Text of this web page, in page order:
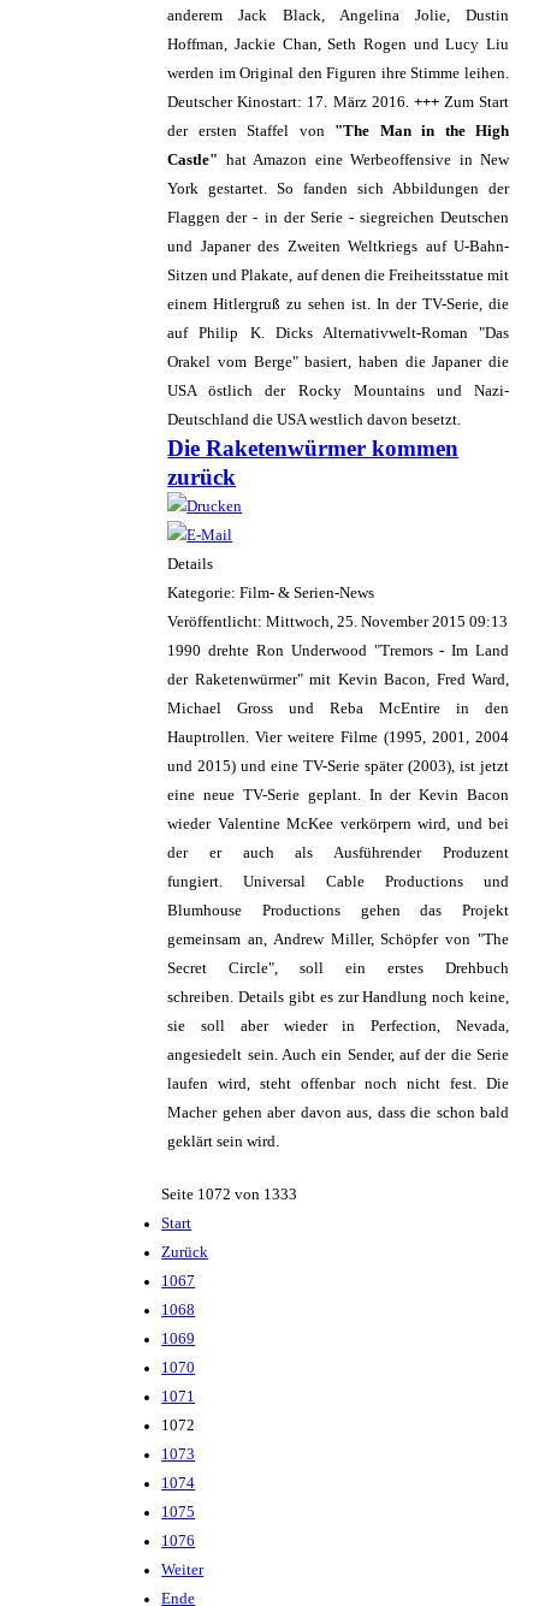
anderem Jack Black, Angelina Jolie, Dustin
Hoffman, Jackie Chan, Seth Rogen und Lucy Liu
werden im Original den Figuren ihre Stimme leihen.
Deutscher Kinostart: 17. März 2016. +++ Zum Start
der ersten Staffel von "The Man in the High
Castle" hat Amazon eine Werbeoffensive in New
York gestartet. So fanden sich Abbildungen der
Flaggen der - in der Serie - siegreichen Deutschen
und Japaner des Zweiten Weltkriegs auf U-Bahn-
Sitzen und Plakate, auf denen die Freiheitsstatue mit
einem Hitlergruß zu sehen ist. In der TV-Serie, die
auf Philip K. Dicks Alternativwelt-Roman "Das
Orakel vom Berge" basiert, haben die Japaner die
USA östlich der Rocky Mountains und Nazi-
Deutschland die USA westlich davon besetzt.
Die Raketenwürmer kommen
zurück
Details
Kategorie: Film- & Serien-News
Veröffentlicht: Mittwoch, 25. November 2015 09:13
1990 drehte Ron Underwood "Tremors - Im Land
der Raketenwürmer" mit Kevin Bacon, Fred Ward,
Michael Gross und Reba McEntire in den
Hauptrollen. Vier weitere Filme (1995, 2001, 2004
und 2015) und eine TV-Serie später (2003), ist jetzt
eine neue TV-Serie geplant. In der Kevin Bacon
wieder Valentine McKee verkörpern wird, und bei
der er auch als Ausführender Produzent
fungiert. Universal Cable Productions und
Blumhouse Productions gehen das Projekt
gemeinsam an, Andrew Miller, Schöpfer von "The
Secret Circle", soll ein erstes Drehbuch
schreiben. Details gibt es zur Handlung noch keine,
sie soll aber wieder in Perfection, Nevada,
angesiedelt sein. Auch ein Sender, auf der die Serie
laufen wird, steht offenbar noch nicht fest. Die
Macher gehen aber davon aus, dass die schon bald
geklärt sein wird.
Seite 1072 von 1333
Start
Zurück
1067
1068
1069
1070
1071
1072
1073
1074
1075
1076
Weiter
Ende